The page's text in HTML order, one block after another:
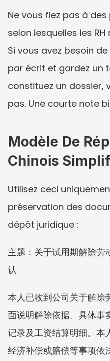
Ne vous fiez pas à
selon lesquelles les
Si vous avez besoin
par écrit et gardez un
constituez un dossier,
pas. Une courte note
Modèle De
Chinois
Utilisez ceci
préservation des
dépôt juridique :
主题：关于试用期解除劳
认
本人已收到公司关于解除
面说明解除依据、具体事
记录及工资结算明细。本
经济补偿或赔偿等事项依